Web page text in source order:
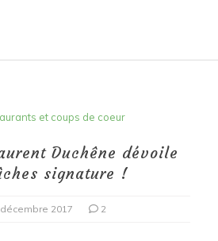
et coups de coeur
Duchêne dévoile
signature !
2017 2